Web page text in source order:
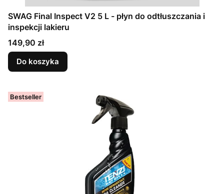
SWAG Final Inspect V2 5 L - płyn do odtłuszczania i
inspekcji lakieru
Cena
149,90 zł
Do koszyka
Bestseller